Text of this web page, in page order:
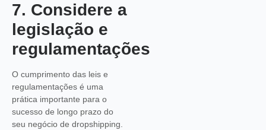
7. Considere a
legislação e
regulamentações
O cumprimento das leis e
regulamentações é uma
prática importante para o
sucesso de longo prazo do
seu negócio de dropshipping.